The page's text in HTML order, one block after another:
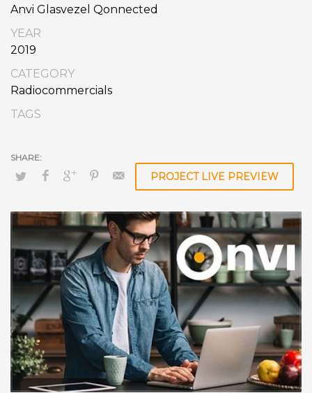
Anvi Glasvezel Qonnected
YEAR
2019
CATEGORY
Radiocommercials
TAGS
PROJECT LIVE PREVIEW